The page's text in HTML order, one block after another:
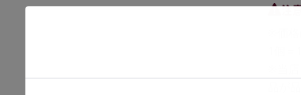
注
※価
1個
※当
品が